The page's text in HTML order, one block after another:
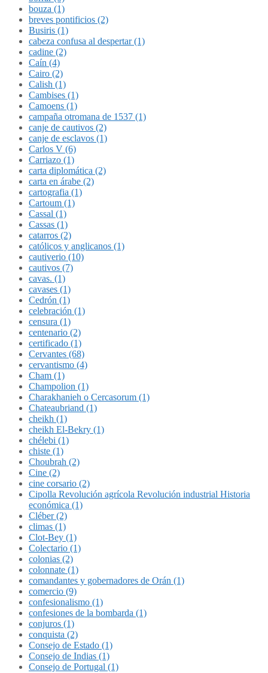
bouza (1)
breves pontificios (2)
Busiris (1)
cabeza confusa al despertar (1)
cadine (2)
Caín (4)
Cairo (2)
Calish (1)
Cambises (1)
Camoens (1)
campaña otromana de 1537 (1)
canje de cautivos (2)
canje de esclavos (1)
Carlos V (6)
Carriazo (1)
carta diplomática (2)
carta en árabe (2)
cartografia (1)
Cartoum (1)
Cassal (1)
Cassas (1)
catarros (2)
católicos y anglicanos (1)
cautiverio (10)
cautivos (7)
cavas. (1)
cavases (1)
Cedrón (1)
celebración (1)
censura (1)
centenario (2)
certificado (1)
Cervantes (68)
cervantismo (4)
Cham (1)
Champolion (1)
Charakhanieh o Cercasorum (1)
Chateaubriand (1)
cheikh (1)
cheikh El-Bekry (1)
chélebi (1)
chiste (1)
Choubrah (2)
Cine (2)
cine corsario (2)
Cipolla Revolución agrícola Revolución industrial Historia
económica (1)
Cléber (2)
climas (1)
Clot-Bey (1)
Colectario (1)
colonias (2)
colonnate (1)
comandantes y gobernadores de Orán (1)
comercio (9)
confesionalismo (1)
confesiones de la bombarda (1)
conjuros (1)
conquista (2)
Consejo de Estado (1)
Consejo de Indias (1)
Consejo de Portugal (1)